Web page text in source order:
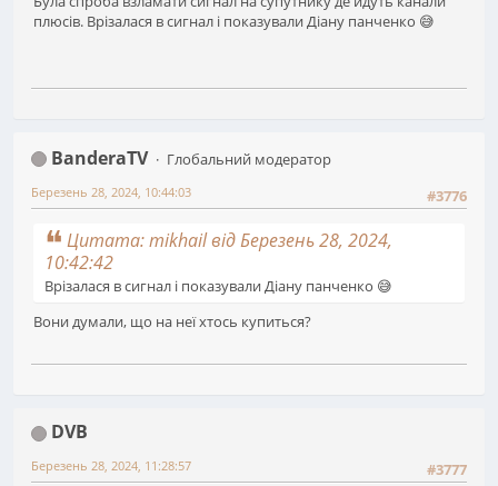
плюсів. Врізалася в сигнал і показували Діану панченко 😅
BanderaTV
Глобальний модератор
#3776
Березень 28, 2024, 10:44:03
Цитата: mikhail від Березень 28, 2024,
10:42:42
Врізалася в сигнал і показували Діану панченко 😅
Вони думали, що на неї хтось купиться?
DVB
#3777
Березень 28, 2024, 11:28:57